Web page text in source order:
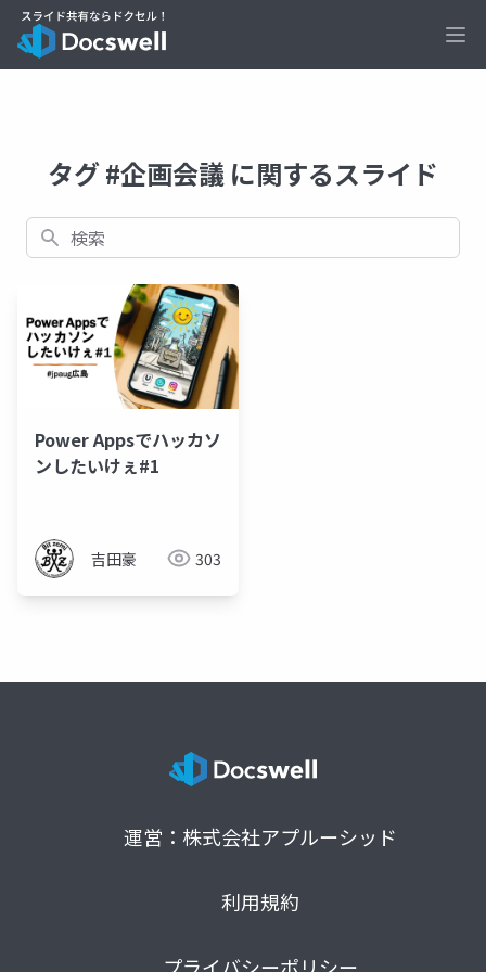
タグ #企画会議 に関するスライド
検索
Power Appsでハッカソ
ンしたいけぇ#1
吉田豪 303
運営：株式会社アプルーシッド
利用規約
プライバシーポリシー